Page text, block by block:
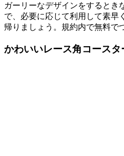
ガーリーなデザインをするとき
で、必要に応じて利用して素早
帰りましょう。規約内で無料で
かわいいレース角コースタ